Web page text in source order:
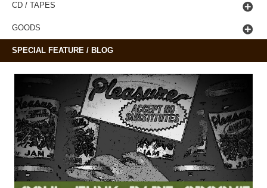
CD / TAPES
GOODS
SPECIAL FEATURE / BLOG